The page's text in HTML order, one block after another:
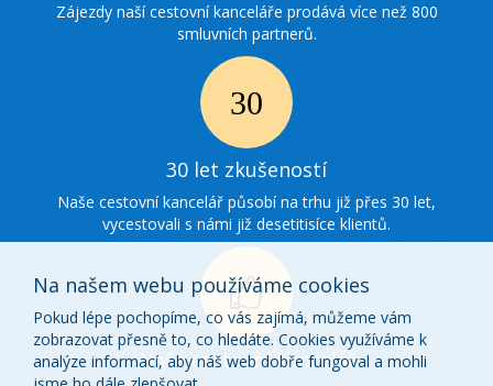
Zájezdy naší cestovní kanceláře prodává více než 800
smluvních partnerů.
30 Ikonka
zkušenosti
30 let zkušeností
Naše cestovní kancelář působí na trhu již přes 30 let,
vycestovali s námi již desetitisíce klientů.
Ikonka
Naše cestovní kancelář
Na našem webu používáme cookies
Pokud lépe pochopíme, co vás zajímá, můžeme vám
zobrazovat přesně to, co hledáte. Cookies využíváme k
analýze informací, aby náš web dobře fungoval a mohli